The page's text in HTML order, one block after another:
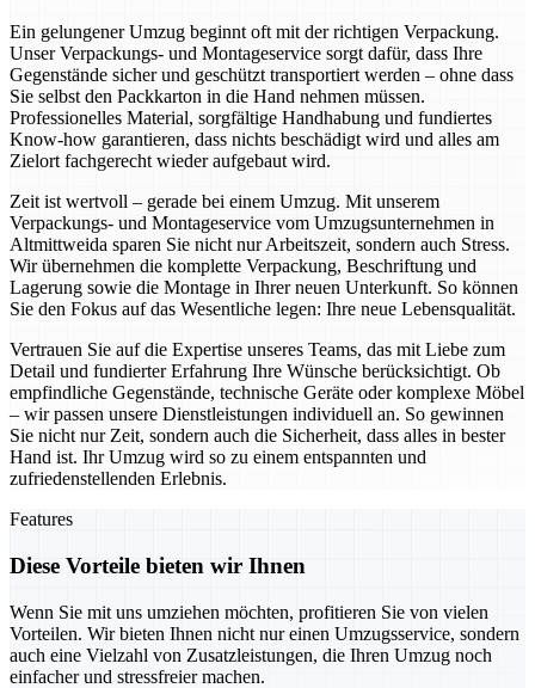
Ein gelungener Umzug beginnt oft mit der richtigen Verpackung.
Unser Verpackungs- und Montageservice sorgt dafür, dass Ihre
Gegenstände sicher und geschützt transportiert werden – ohne dass
Sie selbst den Packkarton in die Hand nehmen müssen.
Professionelles Material, sorgfältige Handhabung und fundiertes
Know-how garantieren, dass nichts beschädigt wird und alles am
Zielort fachgerecht wieder aufgebaut wird.
Zeit ist wertvoll – gerade bei einem Umzug. Mit unserem
Verpackungs- und Montageservice vom Umzugsunternehmen in
Altmittweida sparen Sie nicht nur Arbeitszeit, sondern auch Stress.
Wir übernehmen die komplette Verpackung, Beschriftung und
Lagerung sowie die Montage in Ihrer neuen Unterkunft. So können
Sie den Fokus auf das Wesentliche legen: Ihre neue Lebensqualität.
Vertrauen Sie auf die Expertise unseres Teams, das mit Liebe zum
Detail und fundierter Erfahrung Ihre Wünsche berücksichtigt. Ob
empfindliche Gegenstände, technische Geräte oder komplexe Möbel
– wir passen unsere Dienstleistungen individuell an. So gewinnen
Sie nicht nur Zeit, sondern auch die Sicherheit, dass alles in bester
Hand ist. Ihr Umzug wird so zu einem entspannten und
zufriedenstellenden Erlebnis.
Features
Diese Vorteile bieten wir Ihnen
Wenn Sie mit uns umziehen möchten, profitieren Sie von vielen
Vorteilen. Wir bieten Ihnen nicht nur einen Umzugsservice, sondern
auch eine Vielzahl von Zusatzleistungen, die Ihren Umzug noch
einfacher und stressfreier machen.